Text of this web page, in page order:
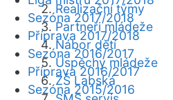
Realizační týmy
Partneři mládeže
Nábor dětí
Úspěchy mládeže
ZŠ Labská
Sezóna 2017/2018
Příprava 2017/2018
Sezóna 2016/2017
Příprava 2016/2017
Sezóna 2015/2016